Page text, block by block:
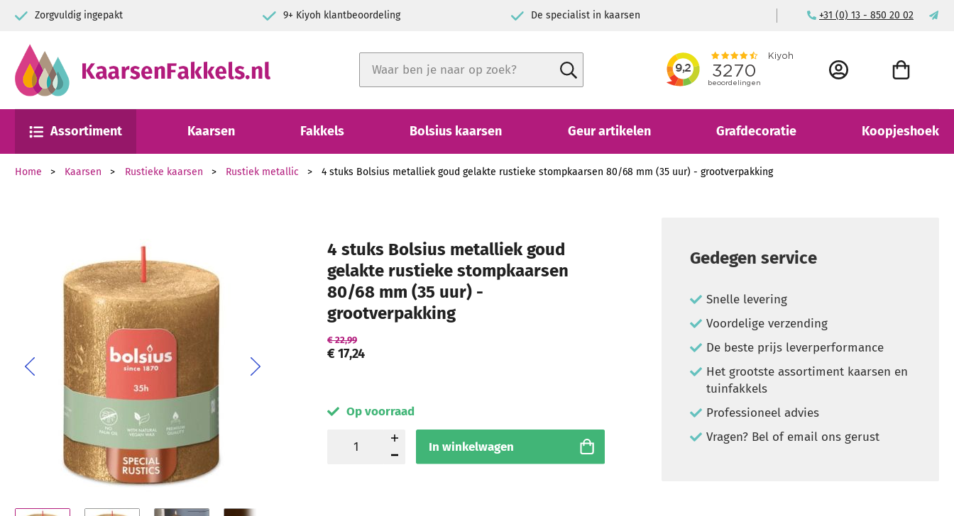
Zorgvuldig ingepakt 9+ Kiyoh klantbeoordeling De specialist in kaarsen Voor consument & bedrijf
+31 (0) 13 - 850 20 02
Close search
Zoek ACCOUNT
Assortiment Kaarsen Fakkels Bolsius kaarsen Geur artikelen Grafdecoratie Koopjeshoek
Home Kaarsen Rustieke kaarsen Rustiek metallic 4 stuks Bolsius metalliek goud gelakte rustieke stompkaarsen 80/68 mm (35 uur) - grootverpakking
Ga naar het einde van de afbeeldingen-gallerij
4 stuks Bolsius metalliek goud
gelakte rustieke stompkaarsen
80/68 mm (35 uur) -
grootverpakking
€ 17,24
€ 22,99
Op voorraad
In winkelwagen
Gedegen service
Snelle levering
Voordelige verzending
De beste prijs leverperformance
Het grootste assortiment kaarsen en
tuinfakkels
Professioneel advies
Vragen? Bel of email ons gerust